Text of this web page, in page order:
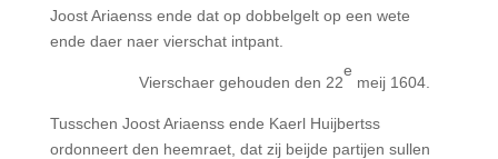
Joost Ariaenss ende dat op dobbelgelt op een wete
ende daer naer vierschat intpant.
Vierschaer gehouden den 22
e
meij 1604.
Tusschen Joost Ariaenss ende Kaerl Huijbertss
ordonneert den heemraet, dat zij beijde partijen sullen